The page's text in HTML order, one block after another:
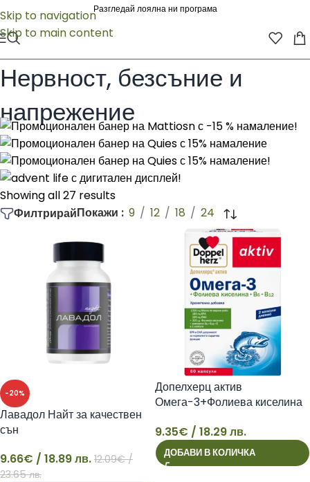
Skip to navigation
Skip to main content
Разгледай лоялна ни програма
Начало/ХРАНИТЕЛНИ ДОБАВКИ
Нервност, безсъние и
напрежение
Showing all 27 results
ФилтрирайПокажи 9 12 18 24
-20%
9
Лавадол Найт за качествен
сън
9.66€ / 18.89 лв. 12.09€/
23.65 лв.
9
Допелхерц актив
Омега-3+Фолиева киселина
9.35€ / 18.29 лв.
ДОБАВИ В КОЛИЧКА